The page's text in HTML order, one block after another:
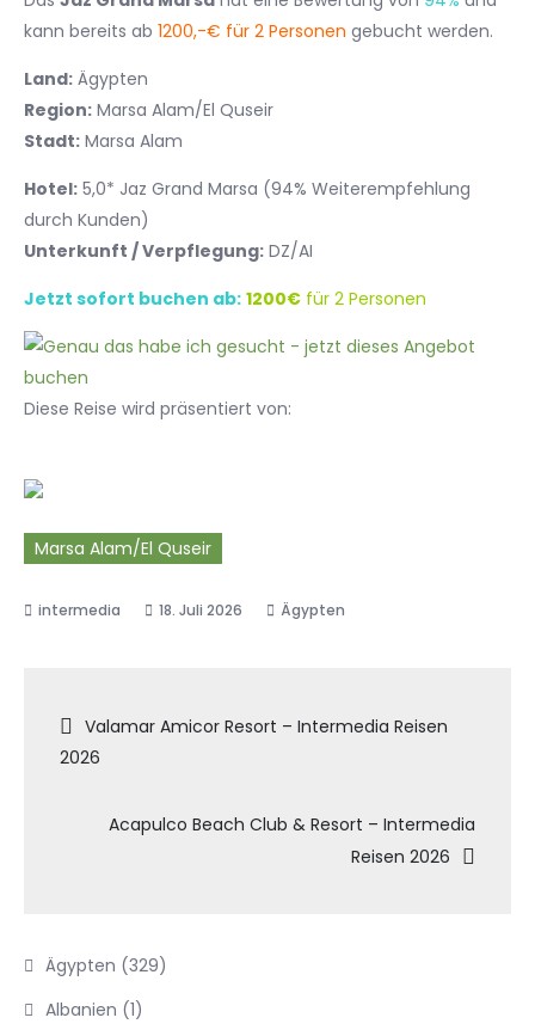
kann bereits ab 1200,-€ für 2 Personen gebucht werden.
Land: Ägypten
Region: Marsa Alam/El Quseir
Stadt: Marsa Alam
Hotel: 5,0* Jaz Grand Marsa (94% Weiterempfehlung
durch Kunden)
Unterkunft / Verpflegung: DZ/AI
Jetzt sofort buchen ab: 1200€ für 2 Personen
Diese Reise wird präsentiert von:
Marsa Alam/El Quseir
18. Juli 2026 Ägypten
Beitragsnavigation
Valamar Amicor Resort – Intermedia Reisen
2026
Acapulco Beach Club & Resort – Intermedia
Reisen 2026
Ägypten (329)
Albanien (1)